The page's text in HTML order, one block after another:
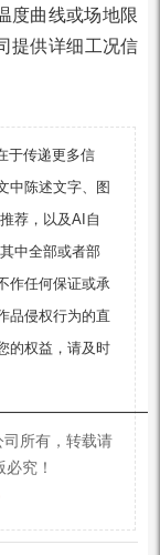
度曲线或场地限
提供详细工况信
于传递更多信
中陈述文字、图
荐，以及AI自
中全部或者部
作任何保证或承
品侵权行为的直
的权益，请及时
所有，转载请
究！